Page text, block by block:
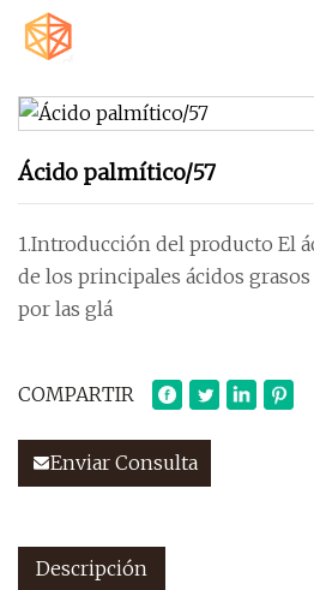
Ácido palmítico/57
1.Introducción del producto El
de los principales ácidos
por las glá
COMPARTIR
Enviar Consulta
Descripción